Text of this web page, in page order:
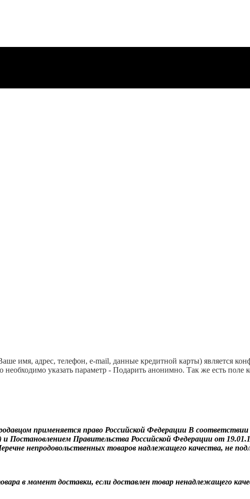
имя, адрес, телефон, e-mail, данные кредитной карты) является
необходимо указать параметр - Подарить анонимно. Так же есть поле
применяется право Российской Федерации В соответствии
Постановлением Правительства Российской Федерации от
непродовольственных товаров надлежащего качества, не
в момент доставки, если доставлен товар ненадлежащего